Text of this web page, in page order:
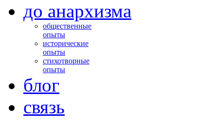
до анархизма
общественные
опыты
исторические
опыты
стихотворные
опыты
блог
связь